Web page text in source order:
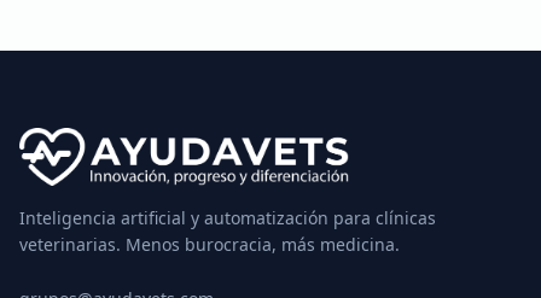
Inteligencia artificial y automatización para clínicas
veterinarias. Menos burocracia, más medicina.